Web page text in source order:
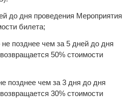
до дня проведения Мероприятия
билета;
позднее чем за 5 дней до дня
50% стоимости
позднее чем за 3 дня до дня
30% стоимости